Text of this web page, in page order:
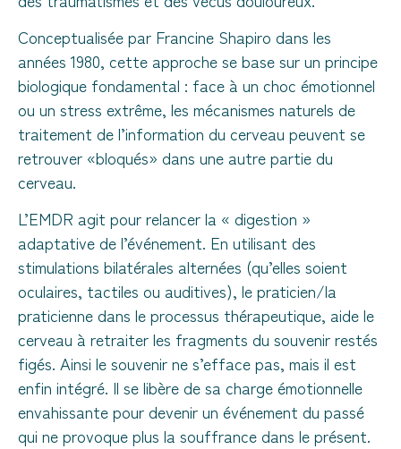
Conceptualisée par Francine Shapiro dans les
années 1980, cette approche se base sur un principe
biologique fondamental : face à un choc émotionnel
ou un stress extrême, les mécanismes naturels de
traitement de l’information du cerveau peuvent se
retrouver «bloqués» dans une autre partie du
cerveau.
L’EMDR agit pour relancer la « digestion »
adaptative de l’événement. En utilisant des
stimulations bilatérales alternées (qu’elles soient
oculaires, tactiles ou auditives), le praticien/la
praticienne dans le processus thérapeutique, aide le
cerveau à retraiter les fragments du souvenir restés
figés. Ainsi le souvenir ne s’efface pas, mais il est
enfin intégré. Il se libère de sa charge émotionnelle
envahissante pour devenir un événement du passé
qui ne provoque plus la souffrance dans le présent.